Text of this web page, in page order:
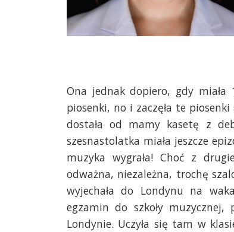
Ona jednak dopiero, gdy miała
piosenki, no i zaczęła te
dostała od mamy kasetę z
szesnastolatka miała jeszcze
muzyka wygrała! Choć z
odważna, niezależna, trochę
wyjechała do Londynu na
egzamin do szkoły
Londynie. Uczyła się tam w